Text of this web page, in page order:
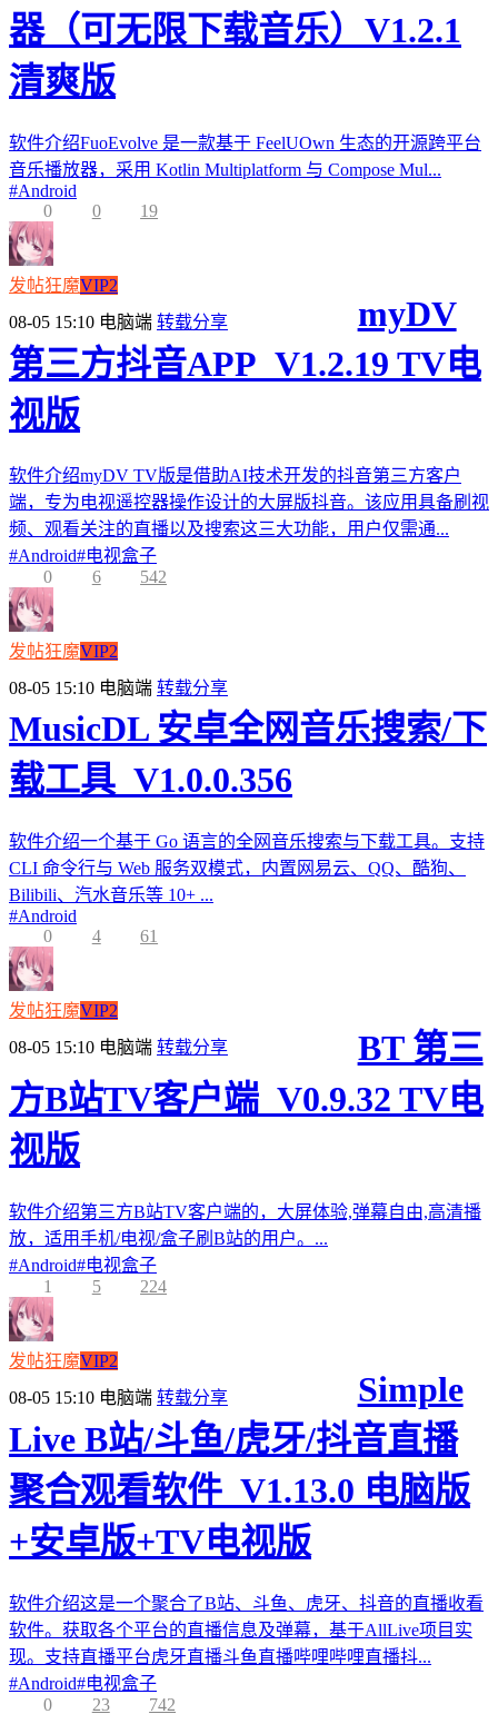
器（可无限下载音乐）V1.2.1
清爽版
软件介绍FuoEvolve 是一款基于 FeelUOwn 生态的开源跨平台
音乐播放器，采用 Kotlin Multiplatform 与 Compose Mul...
#Android
0
0 19
发帖狂魔VIP2
08-05 15:10 电脑端 转载分享
myDV
第三方抖音APP_V1.2.19 TV电
视版
软件介绍myDV TV版是借助AI技术开发的抖音第三方客户
端，专为电视遥控器操作设计的大屏版抖音。该应用具备刷视
频、观看关注的直播以及搜索这三大功能，用户仅需通...
#Android#电视盒子
0
6 542
发帖狂魔VIP2
08-05 15:10 电脑端 转载分享
MusicDL 安卓全网音乐搜索/下
载工具_V1.0.0.356
软件介绍一个基于 Go 语言的全网音乐搜索与下载工具。支持
CLI 命令行与 Web 服务双模式，内置网易云、QQ、酷狗、
Bilibili、汽水音乐等 10+ ...
#Android
0
4 61
发帖狂魔VIP2
08-05 15:10 电脑端 转载分享
BT 第三
方B站TV客户端_V0.9.32 TV电
视版
软件介绍第三方B站TV客户端的，大屏体验,弹幕自由,高清播
放，适用手机/电视/盒子刷B站的用户。...
#Android#电视盒子
1
5 224
发帖狂魔VIP2
08-05 15:10 电脑端 转载分享
Simple
Live B站/斗鱼/虎牙/抖音直播
聚合观看软件_V1.13.0 电脑版
+安卓版+TV电视版
软件介绍这是一个聚合了B站、斗鱼、虎牙、抖音的直播收看
软件。获取各个平台的直播信息及弹幕，基于AllLive项目实
现。支持直播平台虎牙直播斗鱼直播哔哩哔哩直播抖...
#Android#电视盒子
0
23 742